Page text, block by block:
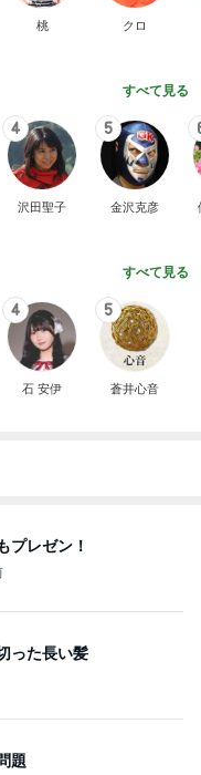
桃 クロ
すべて見る
4
沢田聖子
5
金沢克彦
すべて見る
4
石 安伊
5
蒼井心音
プレゼン！
った長い髪
題